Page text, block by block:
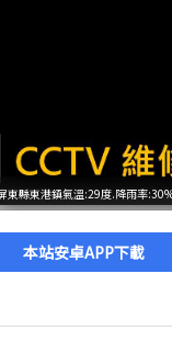
東縣東港鎮氣溫:29度.降雨率
本站安卓APP下載